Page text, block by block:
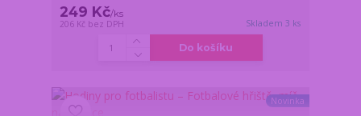
249 Kč/ks
206 Kč bez DPH Skladem 3 ks
Do košíku
Novinka